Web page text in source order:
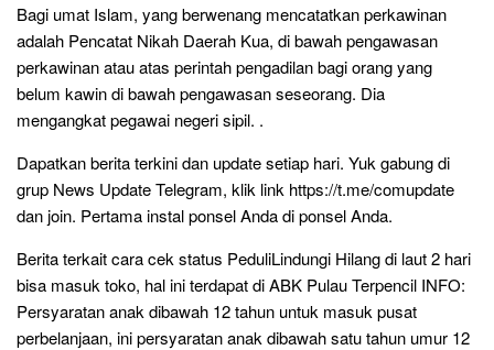
Bagi umat Islam, yang berwenang mencatatkan perkawinan
adalah Pencatat Nikah Daerah Kua, di bawah pengawasan
perkawinan atau atas perintah pengadilan bagi orang yang
belum kawin di bawah pengawasan seseorang. Dia
mengangkat pegawai negeri sipil. .
Dapatkan berita terkini dan update setiap hari. Yuk gabung di
grup News Update Telegram, klik link https://t.me/comupdate
dan join. Pertama instal ponsel Anda di ponsel Anda.
Berita terkait cara cek status PeduliLindungi Hilang di laut 2 hari
bisa masuk toko, hal ini terdapat di ABK Pulau Terpencil INFO:
Persyaratan anak dibawah 12 tahun untuk masuk pusat
perbelanjaan, ini persyaratan anak dibawah satu tahun umur 12